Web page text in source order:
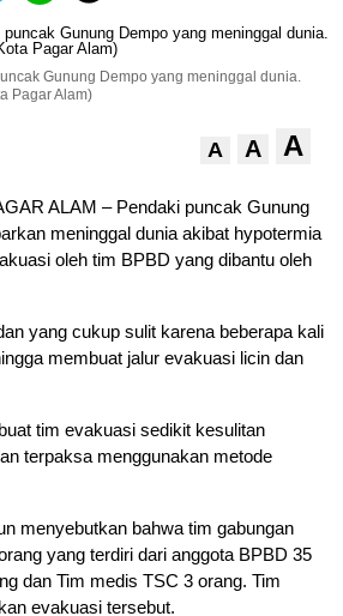
Gunung Dempo yang meninggal dunia.
Pagar Alam)
A A A
ALAM – Pendaki puncak Gunung
meninggal dunia akibat hypotermia
oleh tim BPBD yang dibantu oleh
yang cukup sulit karena beberapa kali
membuat jalur evakuasi licin dan
tim evakuasi sedikit kesulitan
terpaksa menggunakan metode
menyebutkan bahwa tim gabungan
yang terdiri dari anggota BPBD 35
dan Tim medis TSC 3 orang. Tim
evakuasi tersebut.